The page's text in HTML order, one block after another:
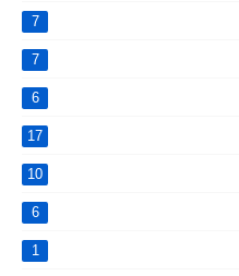
7
7
6
17
10
6
1